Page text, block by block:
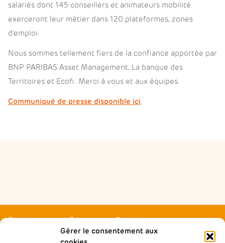
Gérer le consentement aux
salariés dont 145 conseillers et animateurs mobilité
exerceront leur métier dans 120 plateformes, zones
d’emploi.
Nous sommes tellement fiers de la confiance apportée par
BNP PARIBAS Asset Management, La banque des
Territoires et Ecofi. Merci à vous et aux équipes.
Communiqué de presse disponible ici.
Qui sommes-nous ?
Contactez-nous
Presse